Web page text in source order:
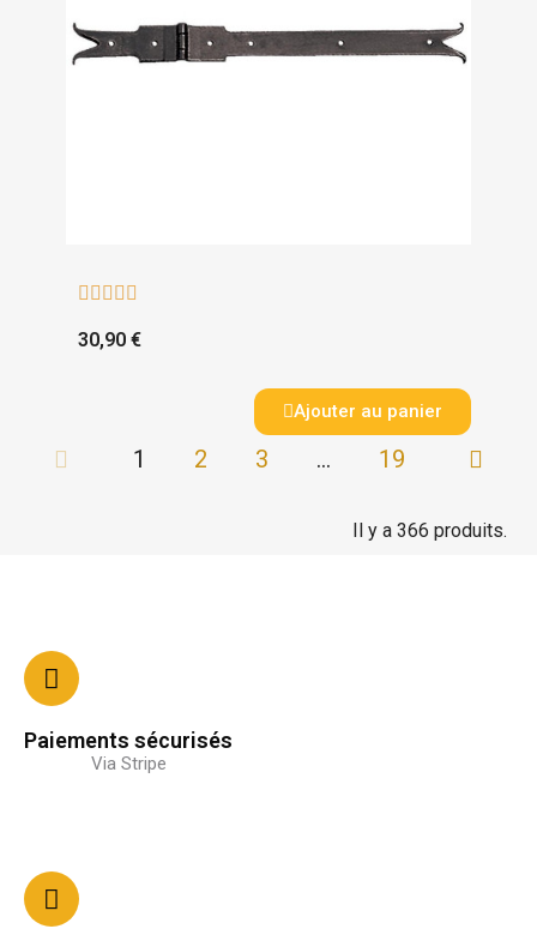
    
30,90 €
Ajouter au panier
1 2 3 … 19
Il y a 366 produits.
Paiements sécurisés
Via Stripe